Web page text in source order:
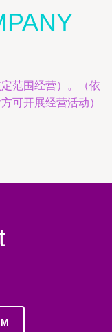
范围经营）。（依
可开展经营活动）